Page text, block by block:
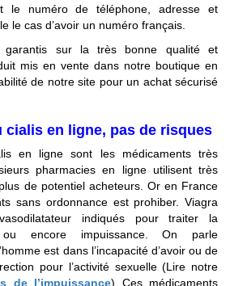
le numéro de téléphone, adresse et
le cas d’avoir un numéro français.
garantis sur la très bonne qualité et
mis en vente dans notre boutique en
de notre site pour un achat sécurisé
cialis en ligne, pas de risques
en ligne sont les médicaments très
pharmacies en ligne utilisent très
de potentiel acheteurs. Or en France
sans ordonnance est prohiber. Viagra
indiqués pour traiter la
ou encore impuissance. On parle
est dans l’incapacité d’avoir ou de
pour l’activité sexuelle (Lire notre
de l’impuissance) Ces médicaments